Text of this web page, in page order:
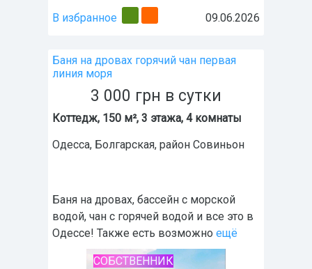
В избранное 09.06.2026
Баня на дровах горячий чан первая
линия моря
3 000 грн в сутки
Коттедж, 150 м², 3 этажа, 4 комнаты
Одесса, Болгарская, район Совиньон
Баня на дровах, бассейн с морской
водой, чан с горячей водой и все это в
Одессе! Также есть возможно ещё
СОБСТВЕННИК